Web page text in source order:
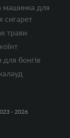
машинка для
сигарет
трави
для бонгів
- 2026